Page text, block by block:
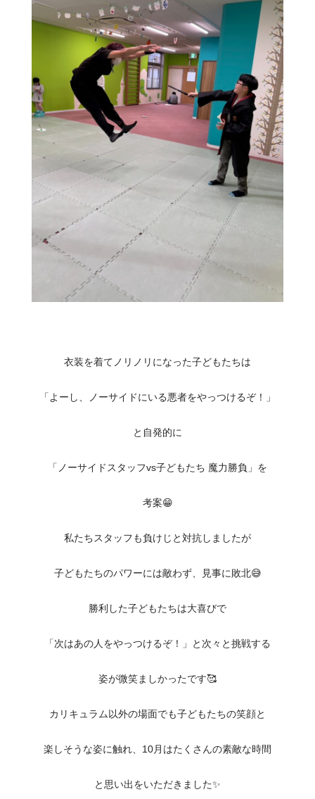
衣装を着てノリノリになった子どもたちは
「よーし、ノーサイドにいる悪者をやっつけるぞ！」
と自発的に
「ノーサイドスタッフvs子どもたち 魔力勝負」を
考案😁
私たちスタッフも負けじと対抗しましたが
子どもたちのパワーには敵わず、見事に敗北😅
勝利した子どもたちは大喜びで
「次はあの人をやっつけるぞ！」と次々と挑戦する
姿が微笑ましかったです🥰
カリキュラム以外の場面でも子どもたちの笑顔と
楽しそうな姿に触れ、10月はたくさんの素敵な時間
と思い出をいただきました✨